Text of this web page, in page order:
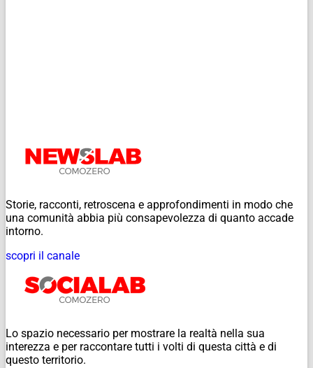
Storie, racconti, retroscena e approfondimenti in modo che
una comunità abbia più consapevolezza di quanto accade
intorno.
scopri il canale
Lo spazio necessario per mostrare la realtà nella sua
interezza e per raccontare tutti i volti di questa città e di
questo territorio.